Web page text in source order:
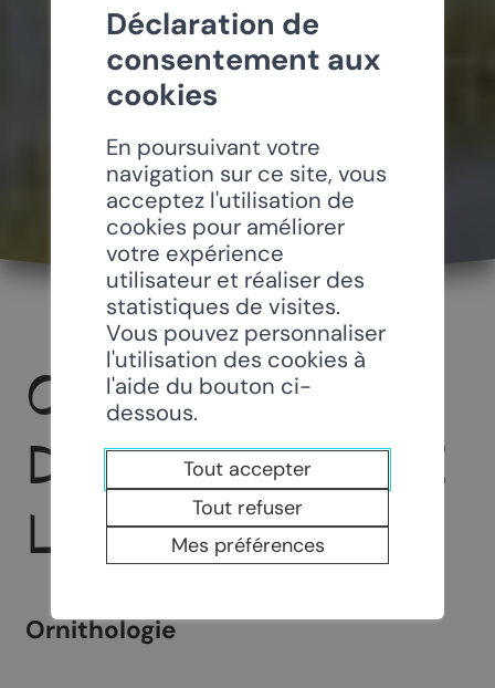
OBSERVATION
DES OISEAUX DE
LA PAROI
Ornithologie
Déclaration de
consentement aux
cookies
En poursuivant votre
navigation sur ce site, vous
acceptez l'utilisation de
cookies pour améliorer
votre expérience
utilisateur et réaliser des
statistiques de visites.
Vous pouvez personnaliser
l'utilisation des cookies à
l'aide du bouton ci-
dessous.
Tout accepter
Tout refuser
Mes préférences